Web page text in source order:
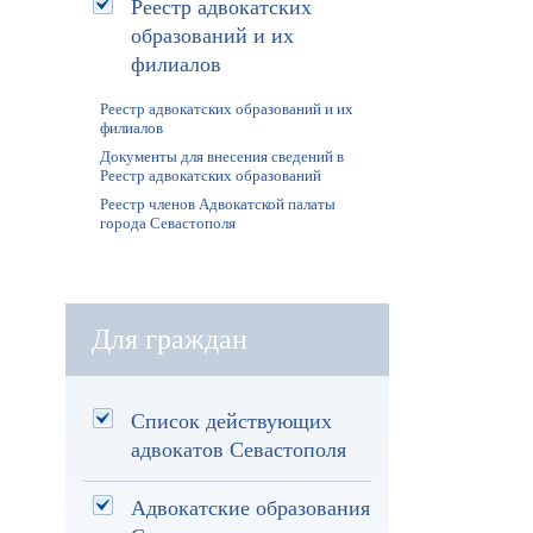
Реестр адвокатских
образований и их
филиалов
Реестр адвокатских образований и их
филиалов
Документы для внесения сведений в
Реестр адвокатских образований
Реестр членов Адвокатской палаты
города Севастополя
Для граждан
Список действующих
адвокатов Севастополя
Адвокатские образования